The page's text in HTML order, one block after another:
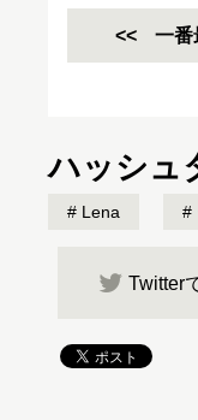
一番
ハッシュ
Lena
Twitter